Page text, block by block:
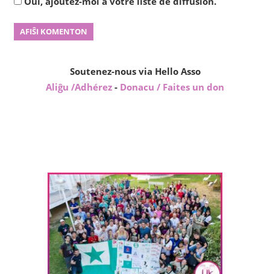
Soutenez-nous via Hello Asso
Aliĝu /Adhérez - Donacu / Faites un don